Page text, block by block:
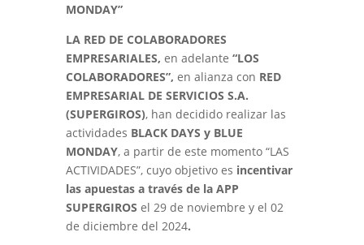
MONDAY”
LA RED DE COLABORADORES
EMPRESARIALES, en adelante “LOS
COLABORADORES”, en alianza con RED
EMPRESARIAL DE SERVICIOS S.A.
(SUPERGIROS), han decidido realizar las
actividades BLACK DAYS y BLUE
MONDAY, a partir de este momento “LAS
ACTIVIDADES”, cuyo objetivo es incentivar
las apuestas a través de la APP
SUPERGIROS el 29 de noviembre y el 02
de diciembre del 2024.